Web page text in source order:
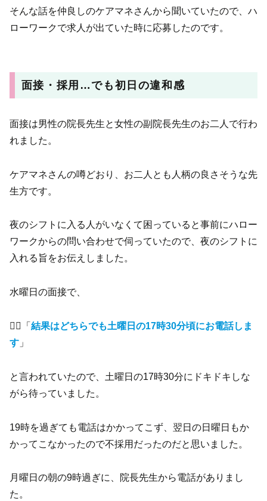
そんな話を仲良しのケアマネさんから聞いていたので、ハ
ローワークで求人が出ていた時に応募したのです。
面接・採用…でも初日の違和感
面接は男性の院長先生と女性の副院長先生のお二人で行わ
れました。
ケアマネさんの噂どおり、お二人とも人柄の良さそうな先
生方です。
夜のシフトに入る人がいなくて困っていると事前にハロー
ワークからの問い合わせで伺っていたので、夜のシフトに
入れる旨をお伝えしました。
水曜日の面接で、
🧑‍⚕️「 結果はどちらでも土曜日の17時30分頃にお電話しま
す 」
と言われていたので、土曜日の17時30分にドキドキしな
がら待っていました。
19時を過ぎても電話はかかってこず、翌日の日曜日もか
かってこなかったので不採用だったのだと思いました。
月曜日の朝の9時過ぎに、院長先生から電話がありまし
た。